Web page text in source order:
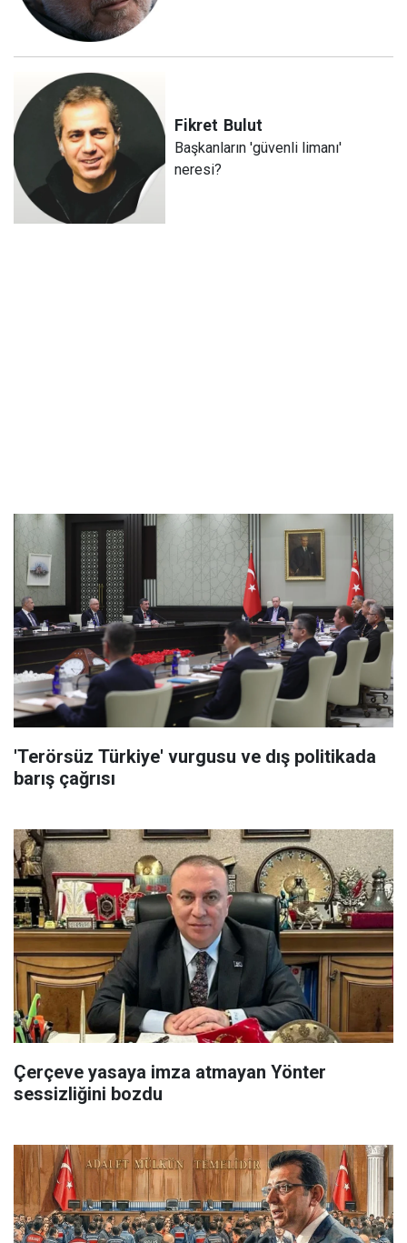
Fikret Bulut
Başkanların 'güvenli limanı'
neresi?
'Terörsüz Türkiye' vurgusu ve dış politikada
barış çağrısı
Çerçeve yasaya imza atmayan Yönter
sessizliğini bozdu